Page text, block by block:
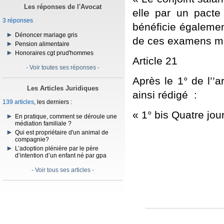
Les réponses de l'Avocat
3 réponses
Dénoncer mariage gris
Pension alimentaire
Honoraires cgt prud'hommes
- Voir toutes ses réponses -
Les Articles Juridiques
139 articles, les derniers :
En pratique, comment se déroule une
médiation familiale ?
Qui est propriétaire d'un animal de
compagnie?
L’adoption plénière par le père
d’intention d’un enfant né par gpa
- Voir tous ses articles -
elle par un
bénéficie
de ces examens
Article 21
Après le 1° de
ainsi rédigé :
« 1° bis Quatre